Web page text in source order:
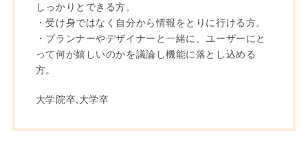
しっかりとできる方。
・受け身ではなく自分から情報をとりに行ける方。
・プランナーやデザイナーと一緒に、ユーザーにと
って何が嬉しいのかを議論し機能に落とし込める
方。
大学院卒,大学卒